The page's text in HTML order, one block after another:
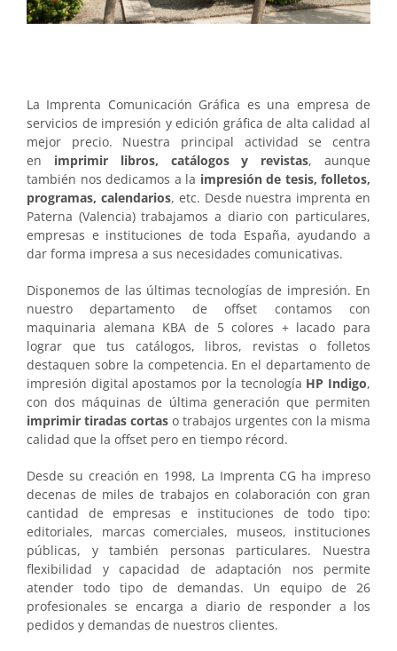
La Imprenta Comunicación Gráfica es una empresa de
servicios de impresión y edición gráfica de alta calidad al
mejor precio. Nuestra principal actividad se centra
en imprimir libros, catálogos y revistas, aunque
también nos dedicamos a la impresión de tesis, folletos,
programas, calendarios, etc. Desde nuestra imprenta en
Paterna (Valencia) trabajamos a diario con particulares,
empresas e instituciones de toda España, ayudando a
dar forma impresa a sus necesidades comunicativas.
Disponemos de las últimas tecnologías de impresión. En
nuestro departamento de offset contamos con
maquinaria alemana KBA de 5 colores + lacado para
lograr que tus catálogos, libros, revistas o folletos
destaquen sobre la competencia. En el departamento de
impresión digital apostamos por la tecnología HP Indigo,
con dos máquinas de última generación que permiten
imprimir tiradas cortas o trabajos urgentes con la misma
calidad que la offset pero en tiempo récord.
Desde su creación en 1998, La Imprenta CG ha impreso
decenas de miles de trabajos en colaboración con gran
cantidad de empresas e instituciones de todo tipo:
editoriales, marcas comerciales, museos, instituciones
públicas, y también personas particulares. Nuestra
flexibilidad y capacidad de adaptación nos permite
atender todo tipo de demandas. Un equipo de 26
profesionales se encarga a diario de responder a los
pedidos y demandas de nuestros clientes.